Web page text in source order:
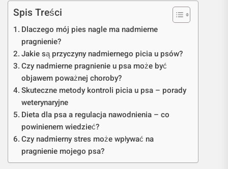
Spis Treści
Dlaczego mój pies nagle ma nadmierne
pragnienie?
Jakie są przyczyny nadmiernego picia u psów?
Czy nadmierne pragnienie u psa może być
objawem poważnej choroby?
Skuteczne metody kontroli picia u psa – porady
weterynaryjne
Dieta dla psa a regulacja nawodnienia – co
powinienem wiedzieć?
Czy nadmierny stres może wpływać na
pragnienie mojego psa?